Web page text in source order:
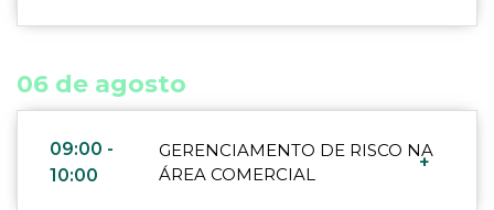
06 de agosto
09:00 -
10:00
GERENCIAMENTO DE RISCO NA
ÁREA COMERCIAL
+